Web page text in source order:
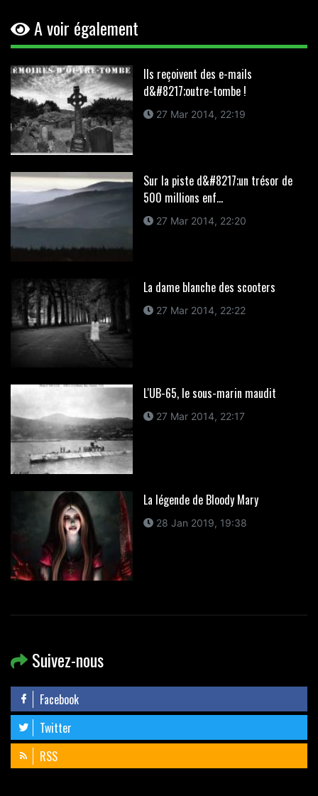
A voir également
Ils reçoivent des e-mails
d&#8217;outre-tombe !
27 Mar 2014, 22:19
Sur la piste d&#8217;un trésor de
500 millions enf...
27 Mar 2014, 22:20
La dame blanche des scooters
27 Mar 2014, 22:22
L'UB-65, le sous-marin maudit
27 Mar 2014, 22:17
La légende de Bloody Mary
28 Jan 2019, 19:38
Suivez-nous
Facebook
Twitter
RSS